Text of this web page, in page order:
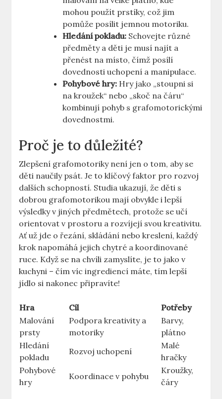
mohou použít ‌prstíky, ‌což jim
pomůže⁢ posílit jemnou⁢ motoriku.
Hledání pokladu: ⁢Schovejte různé
předměty a děti je musí ⁣najít a
přenést na místo, čímž⁢ posílí
⁣dovednosti uchopení a manipulace.
Pohybové hry: ‌Hry jako „stoupni ⁤si
na kroužek“⁤ nebo​ „skoč na čáru“
kombinují pohyb s grafomotorickými⁤
dovednostmi.
Proč je to důležité?
Zlepšení grafomotoriky není ‍jen o⁣ tom, aby se
děti⁣ naučily psát.​ Je to klíčový​ faktor pro rozvoj
dalších schopností. Studia ukazují,⁤ že děti s
dobrou ⁢grafomotorikou mají obvykle i lepší
výsledky‍ v jiných předmětech, protože se učí
orientovat ​v prostoru a rozvíjejí svou kreativitu.
‌Ať už jde o řezání, skládání nebo kreslení, ⁢každý
krok napomáhá jejich⁣ chytré a ⁢koordinované
ruce. Když se na chvíli zamyslíte, ⁢je to⁢ jako v
⁤kuchyni ‍–⁤ čím víc ingrediencí máte, tím lepší
jídlo si nakonec ​připravíte!
Hra Cíl
Potřeby
Malování
prsty
Podpora kreativity a⁣
motoriky
Barvy,
plátno
Hledání
pokladu
Rozvoj⁣ uchopení
Malé⁢
hračky
Pohybové
hry
Koordinace v⁢ pohybu
Kroužky,
čáry